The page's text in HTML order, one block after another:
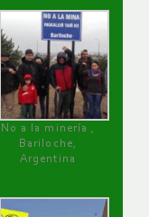
No a la minería ,
Bariloche,
Argentina